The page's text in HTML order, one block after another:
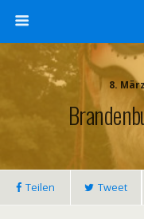
8.
Teilen Tweet